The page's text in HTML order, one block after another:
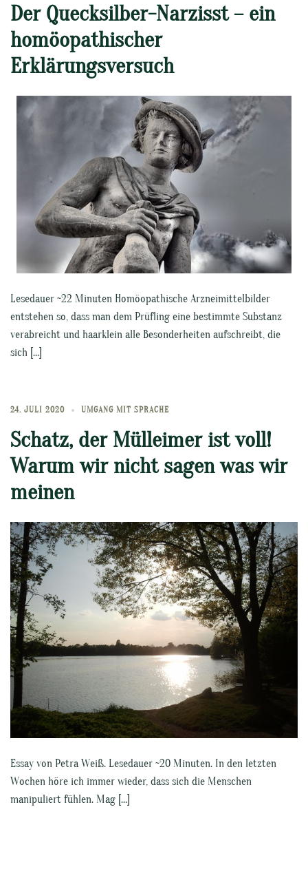
Der Quecksilber-Narzisst – ein
homöopathischer
Erklärungsversuch
Lesedauer ~22 Minuten Homöopathische Arzneimittelbilder
entstehen so, dass man dem Prüfling eine bestimmte Substanz
verabreicht und haarklein alle Besonderheiten aufschreibt, die
sich […]
24. JULI 2020 UMGANG MIT SPRACHE
Schatz, der Mülleimer ist voll!
Warum wir nicht sagen was wir
meinen
Essay von Petra Weiß. Lesedauer ~20 Minuten. In den letzten
Wochen höre ich immer wieder, dass sich die Menschen
manipuliert fühlen. Mag […]